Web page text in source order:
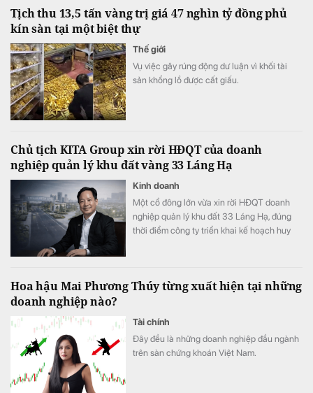
Tịch thu 13,5 tấn vàng trị giá 47 nghìn tỷ đồng phủ
kín sàn tại một biệt thự
Thế giới
Vụ việc gây rúng động dư luận vì khối tài
sản khổng lồ được cất giấu.
Chủ tịch KITA Group xin rời HĐQT của doanh
nghiệp quản lý khu đất vàng 33 Láng Hạ
Kinh doanh
Một cổ đông lớn vừa xin rời HĐQT doanh
nghiệp quản lý khu đất 33 Láng Hạ, đúng
thời điểm công ty triển khai kế hoạch huy
Hoa hậu Mai Phương Thúy từng xuất hiện tại những
doanh nghiệp nào?
Tài chính
Đây đều là những doanh nghiệp đầu ngành
trên sàn chứng khoán Việt Nam.